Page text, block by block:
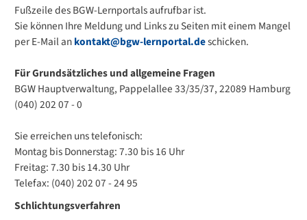
Fußzeile des BGW-Lernportals aufrufbar ist.
Sie können Ihre Meldung und Links zu Seiten mit einem Mangel
per E-Mail ankontakt@bgw-lernportal.deschicken.
Für Grundsätzliches und allgemeine Fragen
BGW Hauptverwaltung, Pappelallee 33/35/37, 22089 Hamburg
(040) 202 07 - 0
Sie erreichen uns telefonisch:
Montag bis Donnerstag: 7.30 bis 16 Uhr
Freitag: 7.30 bis 14.30 Uhr
Telefax: (040) 202 07 - 24 95
Schlichtungsverfahren